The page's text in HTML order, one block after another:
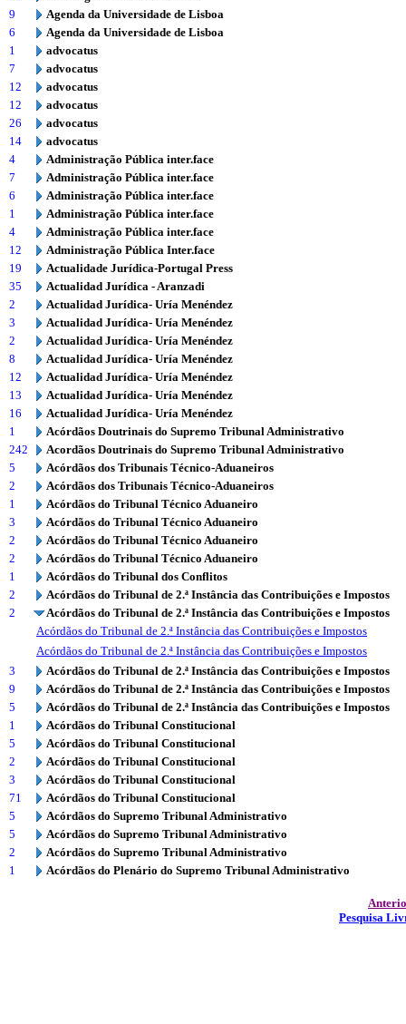
9
Agenda da Universidade de Lisboa
6
Agenda da Universidade de Lisboa
1
advocatus
7
advocatus
12
advocatus
12
advocatus
26
advocatus
14
advocatus
4
Administração Pública inter.face
7
Administração Pública inter.face
6
Administração Pública inter.face
1
Administração Pública inter.face
4
Administração Pública inter.face
12
Administração Pública Inter.face
19
Actualidade Jurídica-Portugal Press
35
Actualidad Jurídica - Aranzadi
2
Actualidad Jurídica- Uría Menéndez
3
Actualidad Jurídica- Uría Menéndez
2
Actualidad Jurídica- Uría Menéndez
8
Actualidad Jurídica- Uría Menéndez
12
Actualidad Jurídica- Uría Menéndez
13
Actualidad Jurídica- Uría Menéndez
16
Actualidad Jurídica- Uría Menéndez
1
Acórdãos Doutrinais do Supremo Tribunal Administrativo
242
Acordãos Doutrinais do Supremo Tribunal Administrativo
5
Acórdãos dos Tribunais Técnico-Aduaneiros
2
Acórdãos dos Tribunais Técnico-Aduaneiros
1
Acórdãos do Tribunal Técnico Aduaneiro
3
Acórdãos do Tribunal Técnico Aduaneiro
2
Acórdãos do Tribunal Técnico Aduaneiro
2
Acórdãos do Tribunal Técnico Aduaneiro
1
Acórdãos do Tribunal dos Conflitos
2
Acórdãos do Tribunal de 2.ª Instância das Contribuições e Impostos
2
Acórdãos do Tribunal de 2.ª Instância das Contribuições e Impostos
Acórdãos do Tribunal de 2.ª Instância das Contribuições e Impostos
Acórdãos do Tribunal de 2.ª Instância das Contribuições e Impostos
3
Acórdãos do Tribunal de 2.ª Instância das Contribuições e Impostos
9
Acórdãos do Tribunal de 2.ª Instância das Contribuições e Impostos
5
Acórdãos do Tribunal de 2.ª Instância das Contribuições e Impostos
1
Acórdãos do Tribunal Constitucional
5
Acórdãos do Tribunal Constitucional
2
Acórdãos do Tribunal Constitucional
3
Acórdãos do Tribunal Constitucional
71
Acórdãos do Tribunal Constitucional
5
Acórdãos do Supremo Tribunal Administrativo
5
Acórdãos do Supremo Tribunal Administrativo
2
Acórdãos do Supremo Tribunal Administrativo
1
Acórdãos do Plenário do Supremo Tribunal Administrativo
Pesquisa